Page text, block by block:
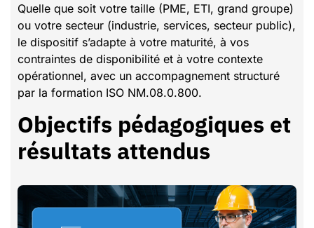
Quelle que soit votre taille (PME, ETI, grand groupe)
ou votre secteur (industrie, services, secteur public),
le dispositif s’adapte à votre maturité, à vos
contraintes de disponibilité et à votre contexte
opérationnel, avec un accompagnement structuré
par la formation ISO NM.08.0.800.
Objectifs pédagogiques et
résultats attendus